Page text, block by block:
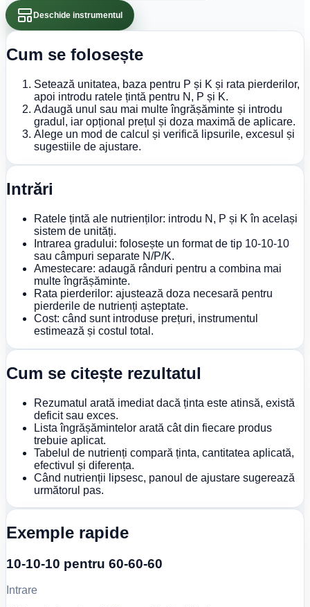
Deschide instrumentul
Cum se folosește
Setează unitatea, baza pentru P și K și rata pierderilor,
apoi introdu ratele țintă pentru N, P și K.
Adaugă unul sau mai multe îngrășăminte și introdu
gradul, iar opțional prețul și doza maximă de aplicare.
Alege un mod de calcul și verifică lipsurile, excesul și
sugestiile de ajustare.
Intrări
Ratele țintă ale nutrienților: introdu N, P și K în același
sistem de unități.
Intrarea gradului: folosește un format de tip 10-10-10
sau câmpuri separate N/P/K.
Amestecare: adaugă rânduri pentru a combina mai
multe îngrășăminte.
Rata pierderilor: ajustează doza necesară pentru
pierderile de nutrienți așteptate.
Cost: când sunt introduse prețuri, instrumentul
estimează și costul total.
Cum se citește rezultatul
Rezumatul arată imediat dacă ținta este atinsă, există
deficit sau exces.
Lista îngrășămintelor arată cât din fiecare produs
trebuie aplicat.
Tabelul de nutrienți compară ținta, cantitatea aplicată,
efectivul și diferența.
Când nutrienții lipsesc, panoul de ajustare sugerează
următorul pas.
Exemple rapide
10-10-10 pentru 60-60-60
Intrare